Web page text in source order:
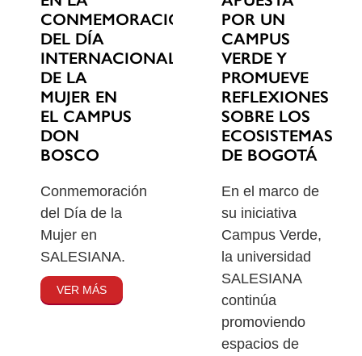
CONMEMORACIÓN
DEL DÍA
INTERNACIONAL
DE LA
MUJER EN
EL CAMPUS
DON
BOSCO
Conmemoración
del Día de la
Mujer en
SALESIANA.
VER MÁS
POR UN
CAMPUS
VERDE Y
PROMUEVE
REFLEXIONES
SOBRE LOS
ECOSISTEMAS
DE BOGOTÁ
En el marco de
su iniciativa
Campus Verde,
la universidad
SALESIANA
continúa
promoviendo
espacios de